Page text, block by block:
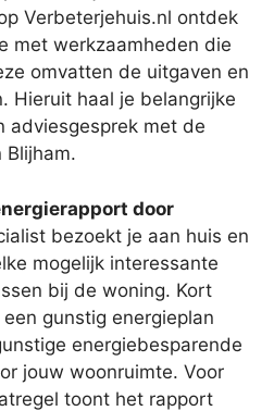
Verbeterjehuis.nl ontdek
met werkzaamheden die
omvatten de uitgaven en
Hieruit haal je belangrijke
adviesgesprek met de
Blijham.
door
bezoekt je aan huis en
mogelijk interessante
bij de woning. Kort
gunstig energieplan
energiebesparende
jouw woonruimte. Voor
toont het rapport